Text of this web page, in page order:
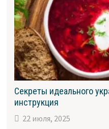
Секреты идеального
инструкция
22 июля, 2025